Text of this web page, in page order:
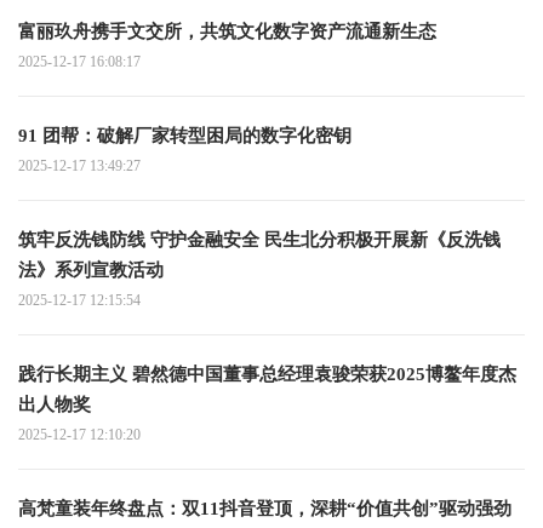
富丽玖舟携手文交所，共筑文化数字资产流通新生态
2025-12-17 16:08:17
91 团帮：破解厂家转型困局的数字化密钥
2025-12-17 13:49:27
筑牢反洗钱防线 守护金融安全 民生北分积极开展新《反洗钱
法》系列宣教活动
2025-12-17 12:15:54
践行长期主义 碧然德中国董事总经理袁骏荣获2025博鳌年度杰
出人物奖
2025-12-17 12:10:20
高梵童装年终盘点：双11抖音登顶，深耕“价值共创”驱动强劲